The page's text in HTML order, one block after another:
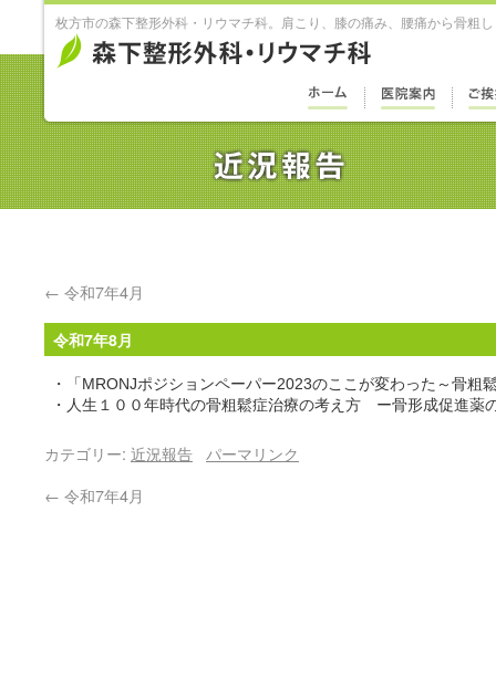
枚方市の森下整形外科・リウマチ科。肩こり、膝の痛み、腰痛から骨粗
← 令和7年4月
令和7年8月
・「MRONJポジションペーパー2023のここが変わった～骨粗
・人生１００年時代の骨粗鬆症治療の考え方 ー骨形成促進薬
カテゴリー: 近況報告
パーマリンク
← 令和7年4月